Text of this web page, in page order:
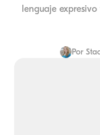
lenguaje
Por